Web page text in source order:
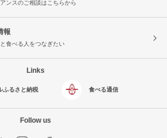
ンスのご相談はこちらから
報
食べる人をつなぎたい
Links
ふるさと納税 食べる通信
Follow us